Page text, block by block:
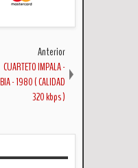
Anterior
CUARTETO IMPALA -
- 1980 ( CALIDAD
320 kbps )